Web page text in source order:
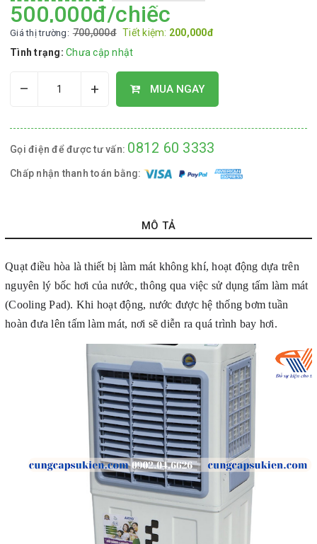
500,000đ/chiếc
Giá thị trường: 700,000đ Tiết kiệm: 200,000đ
Tình trạng: Chưa cập nhật
– + MUA NGAY
Gọi điện để được tư vấn: 0812 60 3333
Chấp nhận thanh toán bằng:
MÔ TẢ
Quạt điều hòa là thiết bị làm mát không khí, hoạt động dựa trên
nguyên lý bốc hơi của nước, thông qua việc sử dụng tấm làm mát
(Cooling Pad). Khi hoạt động, nước được hệ thống bơm tuần
hoàn đưa lên tấm làm mát, nơi sẽ diễn ra quá trình bay hơi.